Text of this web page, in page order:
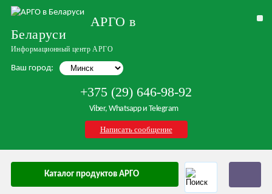
АРГО в
Беларуси
Информационный центр АРГО
Ваш город:
+375 (29) 646-98-92
Viber, Whatsapp и Telegram
Написать сообщение
Каталог продуктов АРГО